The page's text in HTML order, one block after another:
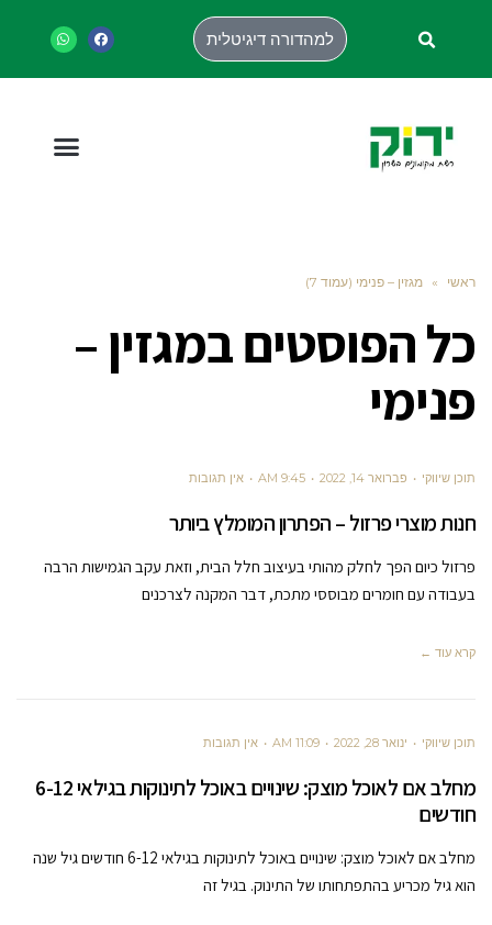
למהדורה דיגיטלית
ראשי » מגזין – פנימי (עמוד 7)
כל הפוסטים במגזין –
פנימי
תוכן שיווקי פברואר 14, 2022 9:45 AM אין תגובות
חנות מוצרי פרזול – הפתרון המומלץ ביותר
פרזול כיום הפך לחלק מהותי בעיצוב חלל הבית, וזאת עקב הגמישות הרבה
בעבודה עם חומרים מבוססי מתכת, דבר המקנה לצרכנים
קרא עוד ←
תוכן שיווקי ינואר 28, 2022 11:09 AM אין תגובות
מחלב אם לאוכל מוצק: שינויים באוכל לתינוקות בגילאי 6-12
חודשים
מחלב אם לאוכל מוצק: שינויים באוכל לתינוקות בגילאי 6-12 חודשים גיל שנה
הוא גיל מכריע בהתפתחותו של התינוק. בגיל זה